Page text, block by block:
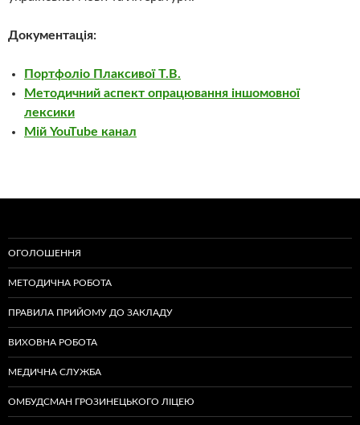
Документація:
Портфоліо Плаксивої Т.В.
Методичний аспект опрацювання іншомовної
лексики
Мій YouTube канал
ОГОЛОШЕННЯ
МЕТОДИЧНА РОБОТА
ПРАВИЛА ПРИЙОМУ ДО ЗАКЛАДУ
ВИХОВНА РОБОТА
МЕДИЧНА СЛУЖБА
ОМБУДСМАН ГРОЗИНЕЦЬКОГО ЛІЦЕЮ